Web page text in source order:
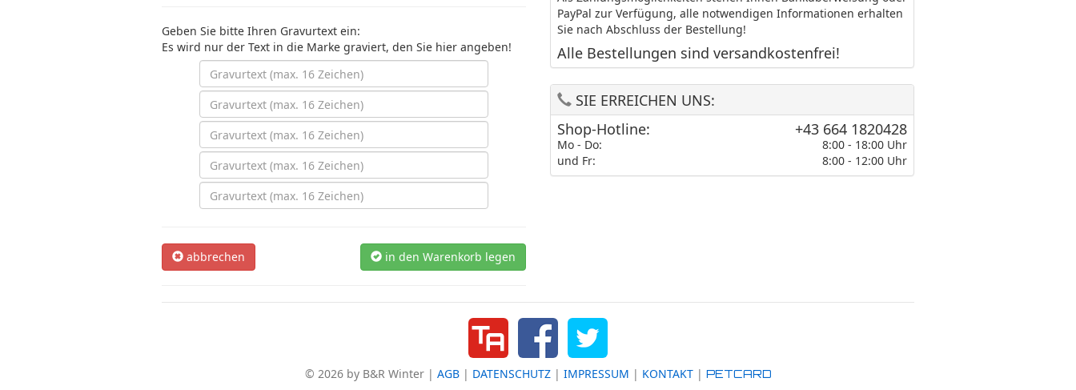
Geben Sie bitte Ihren Gravurtext ein:
Es wird nur der Text in die Marke graviert, den Sie hier angeben!
abbrechen in den Warenkorb legen
PayPal zur Verfügung, alle notwendigen Informationen erhalten
Sie nach Abschluss der Bestellung!
Alle Bestellungen sind versandkostenfrei!
SIE ERREICHEN UNS:
Shop-Hotline:
Mo - Do:
und Fr:
+43 664 1820428
8:00 - 18:00 Uhr
8:00 - 12:00 Uhr
© 2026 by B&R Winter | AGB| DATENSCHUTZ| IMPRESSUM | KONTAKT| PETCARD